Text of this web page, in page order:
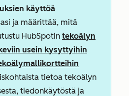
käyttöä
ja määrittää, mitä
HubSpotin tekoälyn
usein kysyttyihin
tietoa tekoälyn
tiedonkäytöstä ja